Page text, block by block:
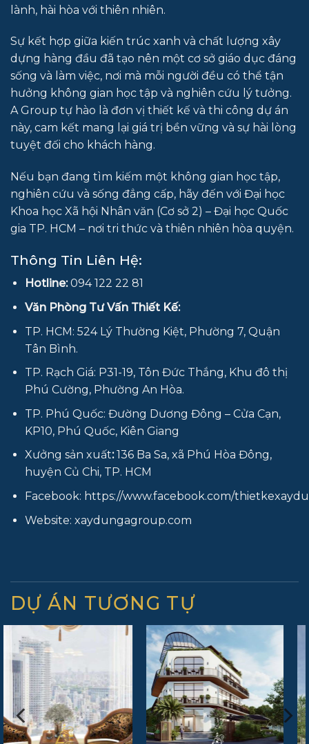
lành, hài hòa với thiên nhiên.
Sự kết hợp giữa kiến trúc xanh và chất lượng xây
dựng hàng đầu đã tạo nên một cơ sở giáo dục đáng
sống và làm việc, nơi mà mỗi người đều có thể tận
hưởng không gian học tập và nghiên cứu lý tưởng.
A Group tự hào là đơn vị thiết kế và thi công dự án
này, cam kết mang lại giá trị bền vững và sự hài lòng
tuyệt đối cho khách hàng.
Nếu bạn đang tìm kiếm một không gian học tập,
nghiên cứu và sống đẳng cấp, hãy đến với Đại học
Khoa học Xã hội Nhân văn (Cơ sở 2) – Đại học Quốc
gia TP. HCM – nơi tri thức và thiên nhiên hòa quyện.
Thông Tin Liên Hệ:
Hotline:094 122 22 81
Văn Phòng Tư Vấn Thiết Kế:
TP. HCM: 524 Lý Thường Kiệt, Phường 7, Quận
Tân Bình.
TP. Rạch Giá: P31-19, Tôn Đức Thắng, Khu đô thị
Phú Cường, Phường An Hòa.
TP. Phú Quốc: Đường Dương Đông – Cửa Cạn,
KP10, Phú Quốc, Kiên Giang
Xưởng sản xuất:136 Ba Sa, xã Phú Hòa Đông,
huyện Củ Chi, TP. HCM
Facebook: https://www.facebook.com/
Website: xaydungagroup.com
DỰ ÁN TƯƠNG TỰ